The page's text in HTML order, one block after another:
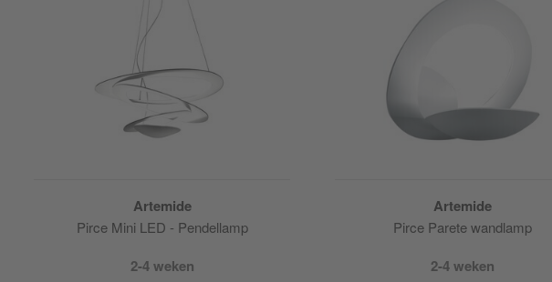
Artemide
Pirce Mini LED - Pendellamp
2-4 weken
Artemide
Pirce Parete wandlamp
2-4 weken